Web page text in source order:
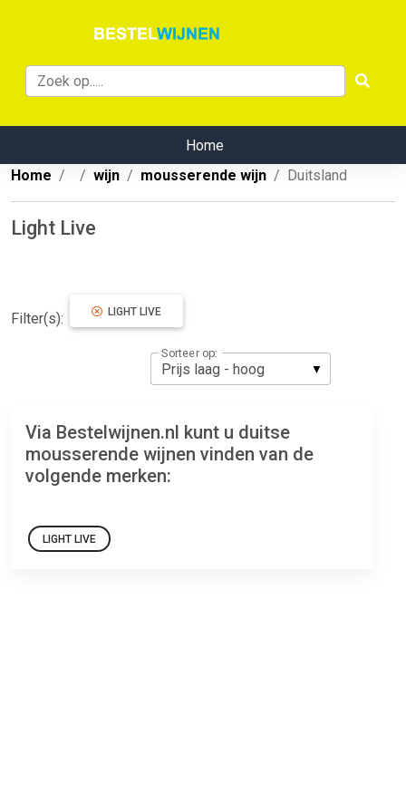
Home
Home
wijn mousserende wijn Duitsland
Light Live
Filter(s): LIGHT LIVE
Sorteer op:
Via Bestelwijnen.nl kunt u duitse
mousserende wijnen vinden van de
volgende merken:
LIGHT LIVE